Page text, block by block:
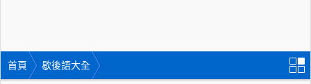
首頁 歇後語大全